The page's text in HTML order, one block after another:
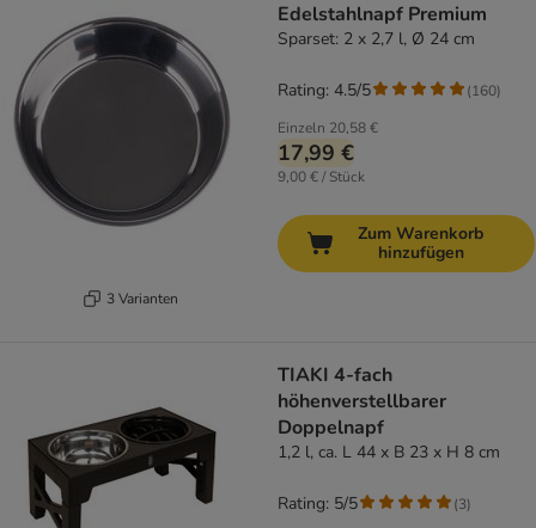
3 Varianten
Edelstahlnapf Premium
Sparset: 2 x 2,7 l, Ø 24 cm
Einzeln 20,58 €
17,99 €
9,00 € / Stück
Rating: 4.5/5 (160)
Zum Warenkorb
hinzufügen
TIAKI 4-fach
höhenverstellbarer
Doppelnapf
1,2 l, ca. L 44 x B 23 x H 8 cm
Rating: 5/5 (3)